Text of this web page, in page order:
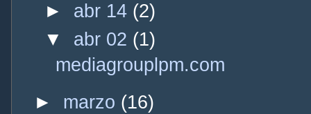
► abr 14 (2)
▼ abr 02 (1)
mediagrouplpm.com
► marzo (16)